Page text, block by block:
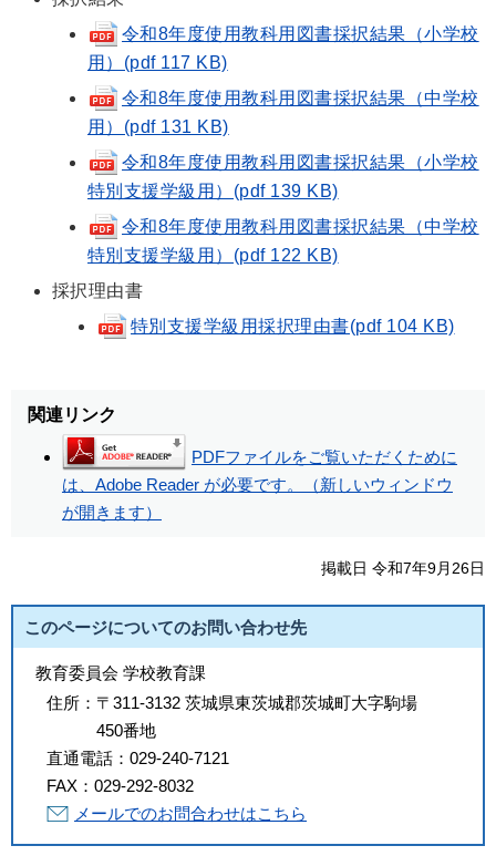
令和8年度使用教科用図書採択結果（小学校
用）(pdf 117 KB)
令和8年度使用教科用図書採択結果（中学校
用）(pdf 131 KB)
令和8年度使用教科用図書採択結果（小学校
特別支援学級用）(pdf 139 KB)
令和8年度使用教科用図書採択結果（中学校
特別支援学級用）(pdf 122 KB)
採択理由書
特別支援学級用採択理由書(pdf 104 KB)
関連リンク
PDFファイルをご覧いただくために
は、Adobe Reader が必要です。（新しいウィンドウ
が開きます）
掲載日 令和7年9月26日
このページについてのお問い合わせ先
教育委員会 学校教育課
住所： 〒311-3132 茨城県東茨城郡茨城町大字駒場
450番地
直通電話： 029-240-7121
FAX： 029-292-8032
メールでのお問合わせはこちら